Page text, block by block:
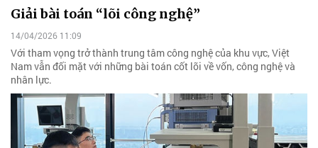
Giải bài toán “lõi công nghệ”
14/04/2026 11:09
Với tham vọng trở thành trung tâm công nghệ của khu vực, Việt
Nam vẫn đối mặt với những bài toán cốt lõi về vốn, công nghệ và
nhân lực.